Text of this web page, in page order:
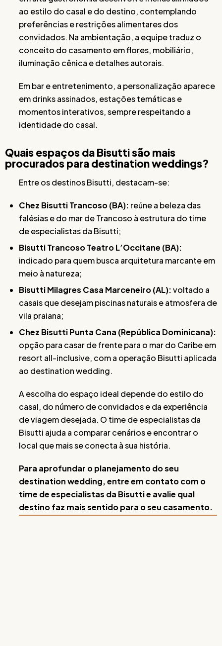
ao estilo do casal e do destino, contemplando
preferências e restrições alimentares dos
convidados. Na ambientação, a equipe traduz o
conceito do casamento em flores, mobiliário,
iluminação cênica e detalhes autorais.
Em bar e entretenimento, a personalização aparece
em drinks assinados, estações temáticas e
momentos interativos, sempre respeitando a
identidade do casal.
Quais espaços da Bisutti são mais
procurados para destination weddings?
Entre os destinos Bisutti, destacam-se:
Chez Bisutti Trancoso (BA): reúne a beleza das
falésias e do mar de Trancoso à estrutura do time
de especialistas da Bisutti;
Bisutti Trancoso Teatro L’Occitane (BA):
indicado para quem busca arquitetura marcante em
meio à natureza;
Bisutti Milagres Casa Marceneiro (AL):voltado a
casais que desejam piscinas naturais e atmosfera de
vila praiana;
Chez Bisutti Punta Cana (República Dominicana):
opção para casar de frente para o mar do Caribe em
resort all-inclusive, com a operação Bisutti aplicada
ao destination wedding.
A escolha do espaço ideal depende do estilo do
casal, do número de convidados e da experiência
de viagem desejada. O time de especialistas da
Bisutti ajuda a comparar cenários e encontrar o
local que mais se conecta à sua história.
Para aprofundar o planejamento do seu
destination wedding, entre em contato com o
time de especialistas da Bisutti e avalie qual
destino faz mais sentido para o seu casamento.